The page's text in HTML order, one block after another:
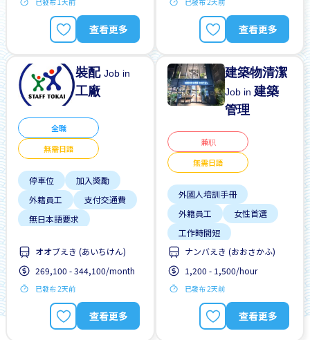
查看更多 查看更多
裝配Job in
工廠
全職
無需日語
停車位
加入獎勵
外籍員工
支付交通費
無日本語要求
預付工資
オオブえき (あいちけん)
269,100 - 344,100/month
已發布 2天前
查看更多
建築物清潔
Job in建築
管理
兼职
無需日語
外國人培訓手冊
外籍員工
女性首選
工作時間短
支付交通費
晉陞
有機會被錄取全職工作
每週2-3天
無日本語要求
ナンバえき (おおさかふ)
1,200 - 1,500/hour
已發布 2天前
查看更多